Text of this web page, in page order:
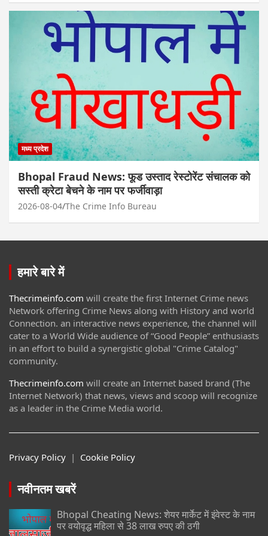
मध्य प्रदेश
Bhopal Fraud News: फूड उस्ताद रेस्टोरेंट संचालक को
सस्ती क्रेटा बेचने के नाम पर फर्जीवाड़ा
2026-08-04 The Crime Info Bureau
हमारे बारे में
Thecrimeinfo.com will create the first Internet Crime news
Network offering Crime News along with History and world
Connection. an interactive news experience, the channel will
cater to a World Wide audience of “Good People” enthusiasts
in an effort to build a synergistic global "Crime Catalog"
community.
Thecrimeinfo.com will create an Internet based brand (The
Internet Network) that news, views and scoop will recognize
as a leader in the Crime Media world.
Privacy Policy | Cookie Policy
नवीनतम खबरें
Bhopal Cheating News: शेयर मार्केट में इंवेस्ट के नाम
पर वयोवृद्ध महिला से 38 लाख रुपए की ठगी